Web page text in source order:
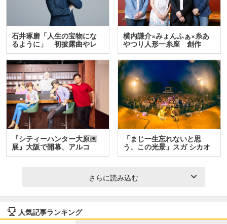
石井琢磨「人生の宝物にな
るように」 初披露曲やレ
ア…
横内謙介×みょんふぁ×糸あ
やつり人形一糸座 創作
人…
『シティーハンター大原画
展』大阪で開幕、アルコ
＆…
「まじ一生忘れないと思
う、この光景」スガ シカオ
と…
さらに読み込む
人気記事ランキング